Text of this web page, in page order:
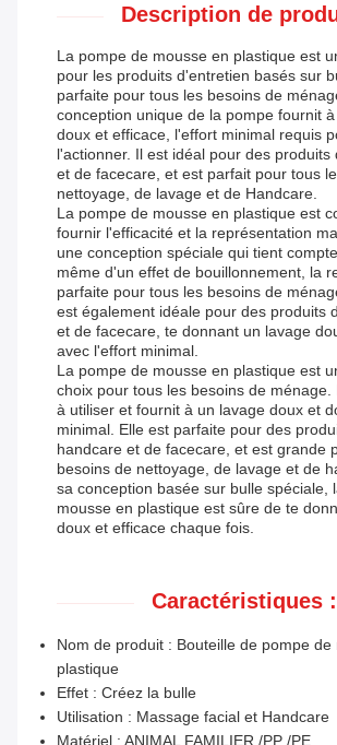
Description de
La pompe de mousse en plastique est
pour les produits d'entretien basés sur
parfaite pour tous les besoins de
conception unique de la pompe fournit
doux et efficace, l'effort minimal requis
l'actionner. Il est idéal pour des produits
et de facecare, et est parfait pour tous
nettoyage, de lavage et de Handcare.
La pompe de mousse en plastique est
fournir l'efficacité et la représentation
une conception spéciale qui tient
même d'un effet de bouillonnement, la
parfaite pour tous les besoins de
est également idéale pour des produits
et de facecare, te donnant un lavage
avec l'effort minimal.
La pompe de mousse en plastique est
choix pour tous les besoins de ménage.
à utiliser et fournit à un lavage doux et
minimal. Elle est parfaite pour des
handcare et de facecare, et est grande
besoins de nettoyage, de lavage et de
sa conception basée sur bulle spéciale,
mousse en plastique est sûre de te
doux et efficace chaque fois.
Caractéristiques :
Nom de produit : Bouteille de pompe de
plastique
Effet : Créez la bulle
Utilisation : Massage facial et Handcare
Matériel : ANIMAL FAMILIER /PP /PE